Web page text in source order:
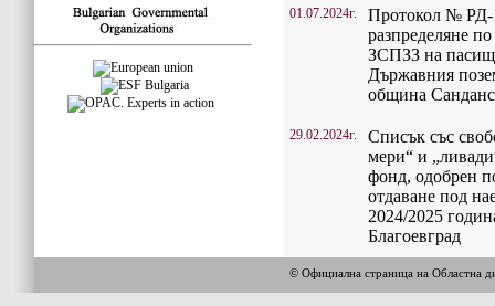
01.07.2024г.
Протокол № РД-
разпределяне
ЗСПЗЗ на
Държавния
община
29.02.2024г.
Списък със
мери“ и
фонд, одобрен
отдаване под
2024/2025
Благоевград
© Официална страница на